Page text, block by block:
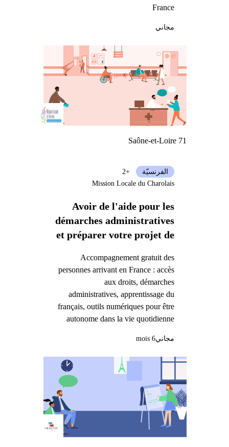
France
مجاني
Saône-et-Loire 71
Avoir de l'aide pour les
démarches administratives
et préparer votre projet de
Accompagnement gratuit des
personnes arrivant en France : accès
aux droits, démarches
administratives, apprentissage du
français, outils numériques pour être
autonome dans la vie quotidienne
الفرنسيّة
+2
Mission Locale du Charolais
مجاني6 mois